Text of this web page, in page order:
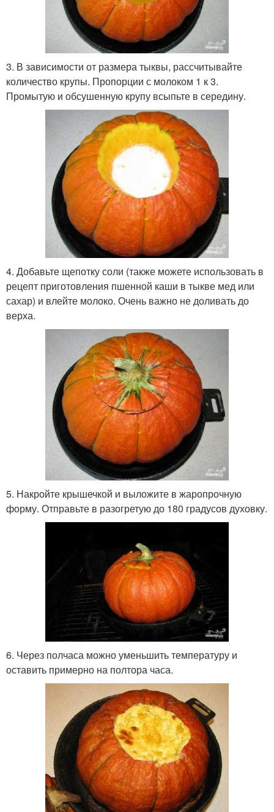
3. В зависимости от размера тыквы, рассчитывайте
количество крупы. Пропорции с молоком 1 к 3.
Промытую и обсушенную крупу всыпьте в середину.
4. Добавьте щепотку соли (также можете использовать в
рецепт приготовления пшенной каши в тыкве мед или
сахар) и влейте молоко. Очень важно не доливать до
верха.
5. Накройте крышечкой и выложите в жаропрочную
форму. Отправьте в разогретую до 180 градусов духовку.
6. Через полчаса можно уменьшить температуру и
оставить примерно на полтора часа.